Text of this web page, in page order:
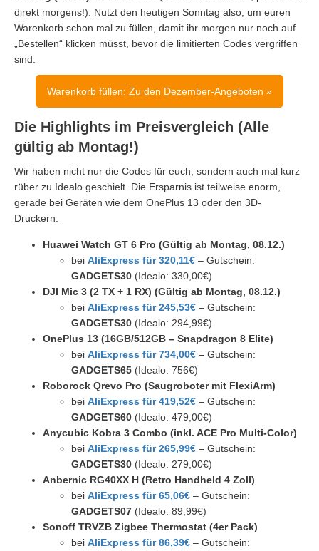
direkt morgens!). Nutzt den heutigen Sonntag also, um euren
Warenkorb schon mal zu füllen, damit ihr morgen nur noch auf
„Bestellen“ klicken müsst, bevor die limitierten Codes vergriffen
sind.
Warenkorb füllen: Zu den Dezember-Angeboten »
Die Highlights im Preisvergleich (Alle
gültig ab Montag!)
Wir haben nicht nur die Codes für euch, sondern auch mal kurz
rüber zu Idealo geschielt. Die Ersparnis ist teilweise enorm,
gerade bei Geräten wie dem OnePlus 13 oder den 3D-
Druckern.
Huawei Watch GT 6 Pro (Gültig ab Montag, 08.12.)
bei AliExpress für 320,11€ – Gutschein:
GADGETS30 (Idealo: 330,00€)
DJI Mic 3 (2 TX + 1 RX) (Gültig ab Montag, 08.12.)
bei AliExpress für 245,53€ – Gutschein:
GADGETS30 (Idealo: 294,99€)
OnePlus 13 (16GB/512GB – Snapdragon 8 Elite)
bei AliExpress für 734,00€ – Gutschein:
GADGETS65 (Idealo: 756€)
Roborock Qrevo Pro (Saugroboter mit FlexiArm)
bei AliExpress für 419,52€ – Gutschein:
GADGETS60 (Idealo: 479,00€)
Anycubic Kobra 3 Combo (inkl. ACE Pro Multi-Color)
bei AliExpress für 265,99€ – Gutschein:
GADGETS30 (Idealo: 279,00€)
Anbernic RG40XX H (Retro Handheld 4 Zoll)
bei AliExpress für 65,06€ – Gutschein:
GADGETS07 (Idealo: 89,99€)
Sonoff TRVZB Zigbee Thermostat (4er Pack)
bei AliExpress für 86,39€ – Gutschein: